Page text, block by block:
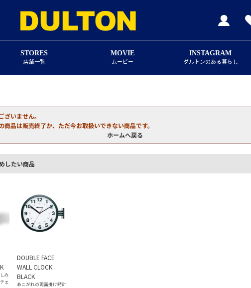
STORES
店舗一覧
MOVIE
ムービー
INSTAGRAM
ダルトンのある暮らし
ざいません。
商品は販売終了か、ただ今お取扱いできない商品です。
ホームへ戻る
したい商品
み
ェ
DOUBLE FACE
WALL CLOCK
BLACK
あこがれの両面掛け時計